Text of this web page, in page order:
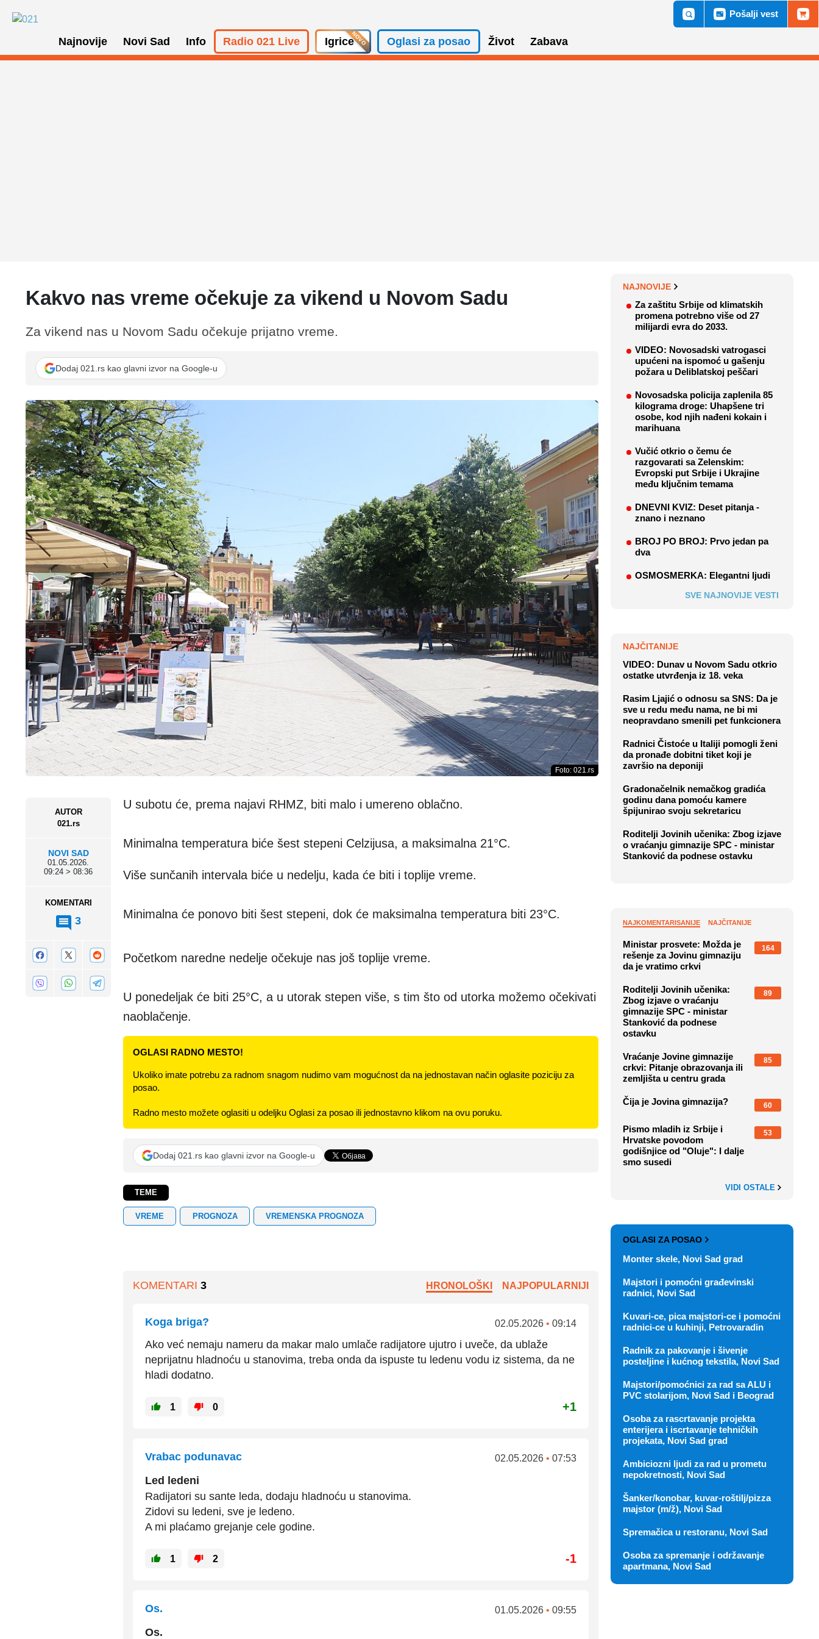
Najnovije Novi Sad Info Radio 021 Live Igrice Oglasi za posao Život Zabava
Pošalji vest
Kakvo nas vreme očekuje za vikend u Novom Sadu
AUTOR
021.rs
NOVI SAD
01.05.2026.
09:24 > 08:36
KOMENTARI
3
Za vikend nas u Novom Sadu očekuje prijatno vreme.
Dodaj 021.rs kao glavni izvor na Google-u
Foto: 021.rs
U subotu će, prema najavi RHMZ, biti malo i umereno oblačno.
Minimalna temperatura biće šest stepeni Celzijusa, a maksimalna 21°C.
Više sunčanih intervala biće u nedelju, kada će biti i toplije vreme.
Minimalna će ponovo biti šest stepeni, dok će maksimalna temperatura biti 23°C.
Početkom naredne nedelje očekuje nas još toplije vreme.
U ponedeljak će biti 25°C, a u utorak stepen više, s tim što od utorka možemo očekivati
naoblačenje.
posao.
TEME
VREME PROGNOZA VREMENSKA PROGNOZA
KOMENTARI 3 HRONOLOŠKI NAJPOPULARNIJI
Koga briga? 02.05.2026 09:14
Ako već nemaju nameru da makar malo umlače radijatore ujutro i uveče, da ublaže
neprijatnu hladnoću u stanovima, treba onda da ispuste tu ledenu vodu iz sistema, da ne
hladi dodatno.
1 0 +1
Vrabac podunavac 02.05.2026 07:53
Led ledeni
Radijatori su sante leda, dodaju hladnoću u stanovima.
Zidovi su ledeni, sve je ledeno.
A mi plaćamo grejanje cele godine.
1 2 -1
Os. 01.05.2026 09:55
Os.
NAJNOVIJE
Za zaštitu Srbije od klimatskih
promena potrebno više od 27
milijardi evra do 2033.
VIDEO: Novosadski vatrogasci
upućeni na ispomoć u gašenju
požara u Deliblatskoj peščari
Novosadska policija zaplenila 85
kilograma droge: Uhapšene tri
osobe, kod njih nađeni kokain i
marihuana
Vučić otkrio o čemu će
razgovarati sa Zelenskim:
Evropski put Srbije i Ukrajine
među ključnim temama
DNEVNI KVIZ: Deset pitanja -
znano i neznano
BROJ PO BROJ: Prvo jedan pa
dva
OSMOSMERKA: Elegantni ljudi
SVE NAJNOVIJE VESTI
VIDEO: Dunav u Novom Sadu otkrio
ostatke utvrđenja iz 18. veka
sve u redu među nama, ne bi mi
neopravdano smenili pet funkcionera
da pronađe dobitni tiket koji je
završio na deponiji
godinu dana pomoću kamere
špijunirao svoju sekretaricu
o vraćanju gimnazije SPC - ministar
Stanković da podnese ostavku
Ministar prosvete: Možda je
rešenje za Jovinu gimnaziju
da je vratimo crkvi
Roditelji Jovinih učenika:
gimnazije SPC - ministar
Stanković da podnese
ostavku
Vraćanje Jovine gimnazije
zemljišta u centru grada
Čija je Jovina gimnazija?
Pismo mladih iz Srbije i
godišnjice od "Oluje": I dalje
smo susedi
53
Monter skele, Novi Sad grad
Majstori i pomoćni građevinski
radnici, Novi Sad
Kuvari-ce, pica majstori-ce i pomoćni
radnici-ce u kuhinji, Petrovaradin
Radnik za pakovanje i šivenje
posteljine i kućnog tekstila, Novi Sad
Majstori/pomoćnici za rad sa ALU i
PVC stolarijom, Novi Sad i Beograd
Osoba za rascrtavanje projekta
enterijera i iscrtavanje tehničkih
projekata, Novi Sad grad
Ambiciozni ljudi za rad u prometu
nepokretnosti, Novi Sad
Šanker/konobar, kuvar-roštilj/pizza
majstor (m/ž), Novi Sad
Spremačica u restoranu, Novi Sad
apartmana, Novi Sad